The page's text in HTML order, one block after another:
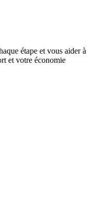
étape et vous aider à
et votre économie